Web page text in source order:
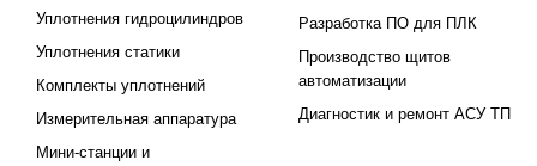
Уплотнения гидроцилиндров
Уплотнения статики
Комплекты уплотнений
Измерительная аппаратура
Мини-станции и
Разработка ПО для ПЛК
Производство щитов
автоматизации
Диагностик и ремонт АСУ ТП